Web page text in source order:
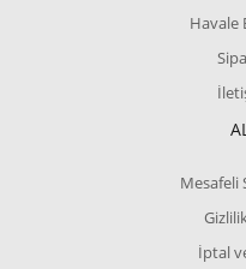
Havale
Mesafeli
İptal